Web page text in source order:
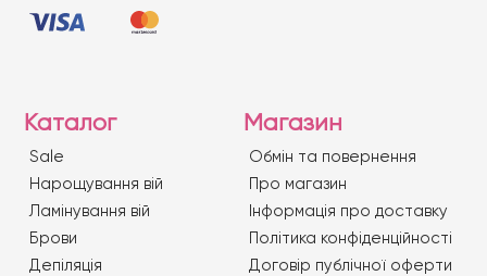
Каталог
Sale
Нарощування вій
Ламінування вій
Брови
Депіляція
Магазин
Обмін та повернення
Про магазин
Iнформація про доставку
Політика конфіденційності
Договір публічної оферти